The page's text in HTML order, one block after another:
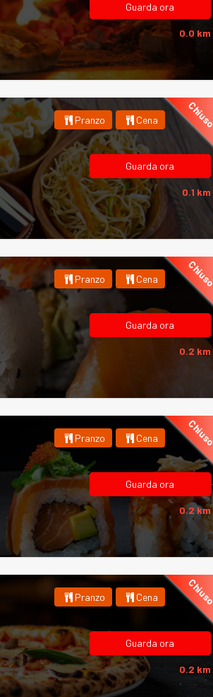
Guarda ora
0.0 km
Chiuso
Pranzo Cena
Guarda ora
0.1 km
Chiuso
Pranzo Cena
Guarda ora
0.2 km
Chiuso
Pranzo Cena
Guarda ora
0.2 km
Chiuso
Pranzo Cena
Guarda ora
0.2 km